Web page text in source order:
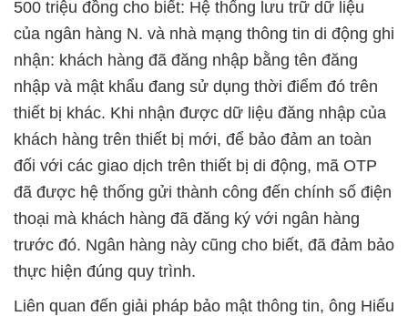
500 triệu đồng cho biết: Hệ thống lưu trữ dữ liệu
của ngân hàng N. và nhà mạng thông tin di động ghi
nhận: khách hàng đã đăng nhập bằng tên đăng
nhập và mật khẩu đang sử dụng thời điểm đó trên
thiết bị khác. Khi nhận được dữ liệu đăng nhập của
khách hàng trên thiết bị mới, để bảo đảm an toàn
đối với các giao dịch trên thiết bị di động, mã OTP
đã được hệ thống gửi thành công đến chính số điện
thoại mà khách hàng đã đăng ký với ngân hàng
trước đó. Ngân hàng này cũng cho biết, đã đảm bảo
thực hiện đúng quy trình.
Liên quan đến giải pháp bảo mật thông tin, ông Hiếu